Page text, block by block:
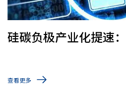
硅碳负极产业化提速
查看更多